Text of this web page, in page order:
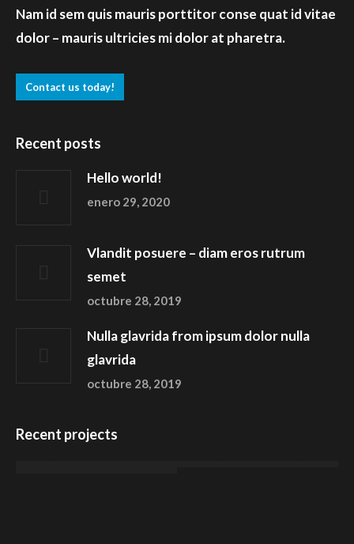
Nam id sem quis mauris porttitor conse quat id vitae
dolor – mauris ultricies mi dolor at pharetra.
Contact us today!
Recent posts
Hello world!
enero 29, 2020
Vlandit posuere – diam eros rutrum
semet
octubre 28, 2019
Nulla glavrida from ipsum dolor nulla
glavrida
octubre 28, 2019
Recent projects